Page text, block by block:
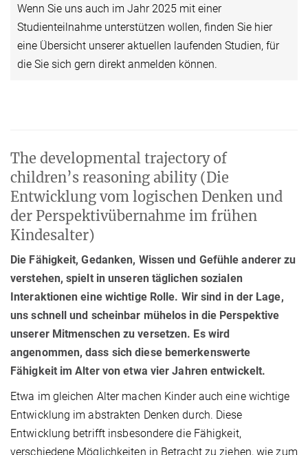
Wenn Sie uns auch im Jahr 2025 mit einer
Studienteilnahme unterstützen wollen, finden Sie hier
eine Übersicht unserer aktuellen laufenden Studien, für
die Sie sich gern direkt anmelden können.
The developmental trajectory of
children’s reasoning ability (Die
Entwicklung vom logischen Denken und
der Perspektivübernahme im frühen
Kindesalter)
Die Fähigkeit, Gedanken, Wissen und Gefühle anderer zu
verstehen, spielt in unseren täglichen sozialen
Interaktionen eine wichtige Rolle. Wir sind in der Lage,
uns schnell und scheinbar mühelos in die Perspektive
unserer Mitmenschen zu versetzen. Es wird
angenommen, dass sich diese bemerkenswerte
Fähigkeit im Alter von etwa vier Jahren entwickelt.
Etwa im gleichen Alter machen Kinder auch eine wichtige
Entwicklung im abstrakten Denken durch. Diese
Entwicklung betrifft insbesondere die Fähigkeit,
verschiedene Möglichkeiten in Betracht zu ziehen, wie zum